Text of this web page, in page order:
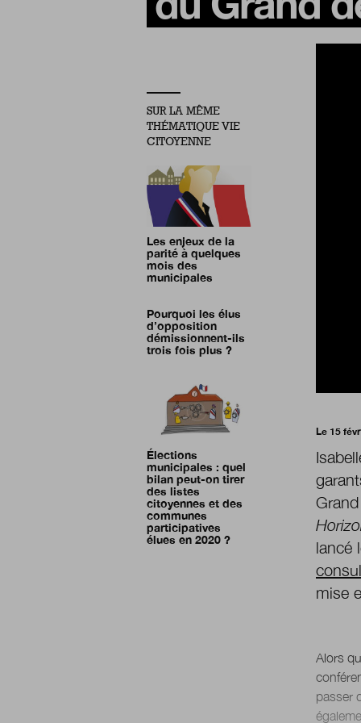
Le 15
lancé
mise
Alors
passer
SUR LA MÊME
THÉMATIQUE VIE
CITOYENNE
Les enjeux de la
parité à quelques
mois des
municipales
Pourquoi les élus
d’opposition
démissionnent-ils
trois fois plus ?
Élections
municipales : quel
bilan peut-on tirer
des listes
citoyennes et des
communes
participatives
élues en 2020 ?